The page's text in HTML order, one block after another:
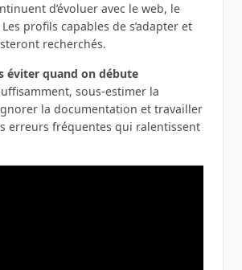
d’évoluer avec le web, le
profils capables de s’adapter et
recherchés.
éviter quand on débute
sous‑estimer la
la documentation et travailler
erreurs fréquentes qui ralentissent